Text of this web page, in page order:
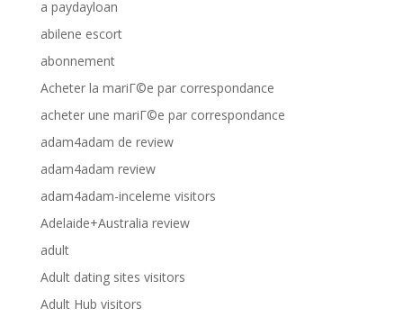
a paydayloan
abilene escort
abonnement
Acheter la mariГ©e par correspondance
acheter une mariГ©e par correspondance
adam4adam de review
adam4adam review
adam4adam-inceleme visitors
Adelaide+Australia review
adult
Adult dating sites visitors
Adult Hub visitors